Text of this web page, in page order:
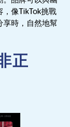
，像TikTok挑戰
享時，自然地幫
正